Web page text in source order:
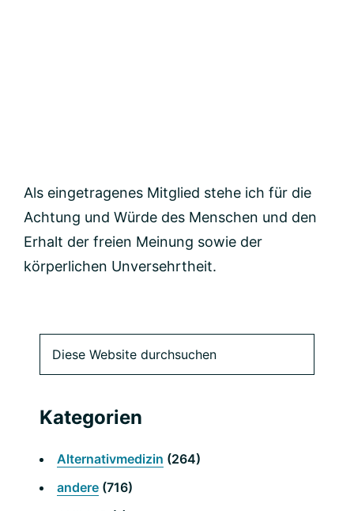
Als eingetragenes Mitglied stehe ich für die
Achtung und Würde des Menschen und den
Erhalt der freien Meinung sowie der
körperlichen Unversehrtheit.
Primäre
Seitenleiste
Website
Kategorien
Alternativmedizin (264)
andere (716)